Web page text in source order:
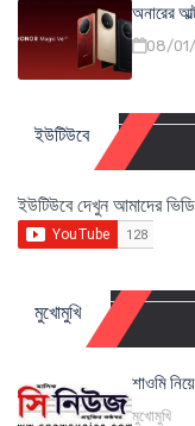
অনারের
08/
ইউটিউবে
ইউটিউবে দেখুন আমাদের
মুখোমুখি
শাওমি
মুখোমুখি